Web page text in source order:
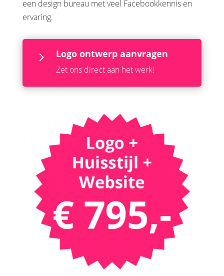
een design bureau met veel Facebookkennis en
ervaring.
5 Logo ontwerp aanvragen
Zet ons direct aan het werk!